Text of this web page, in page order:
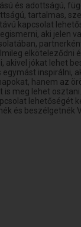
és adottságú,
tartalmas,
kapcsolat
aki jelen
elköteleződni
akivel jókat lehet
inspirálni,
hanem az
is meg lehet osztani.
lehetőségét
és beszélgetnék